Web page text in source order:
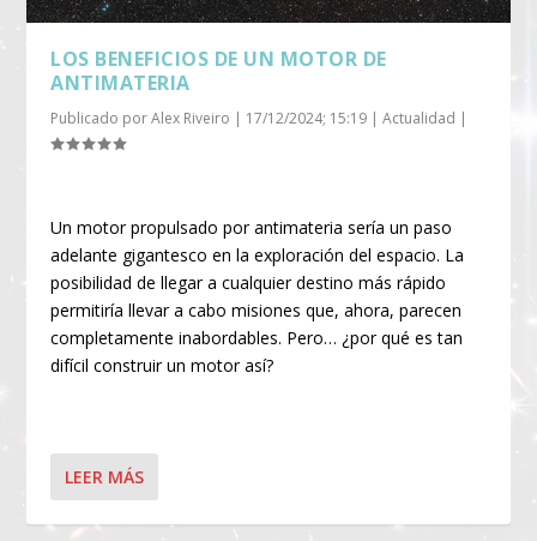
LOS BENEFICIOS DE UN MOTOR DE
ANTIMATERIA
Publicado porAlex Riveiro | 17/12/2024; 15:19 |Actualidad |
Un motor propulsado por antimateria sería un paso
adelante gigantesco en la exploración del espacio. La
posibilidad de llegar a cualquier destino más rápido
permitiría llevar a cabo misiones que, ahora, parecen
completamente inabordables. Pero… ¿por qué es tan
difícil construir un motor así?
LEER MÁS